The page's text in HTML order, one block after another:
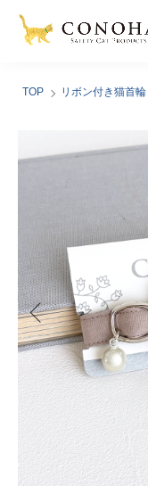
TOP リボン付き猫首輪